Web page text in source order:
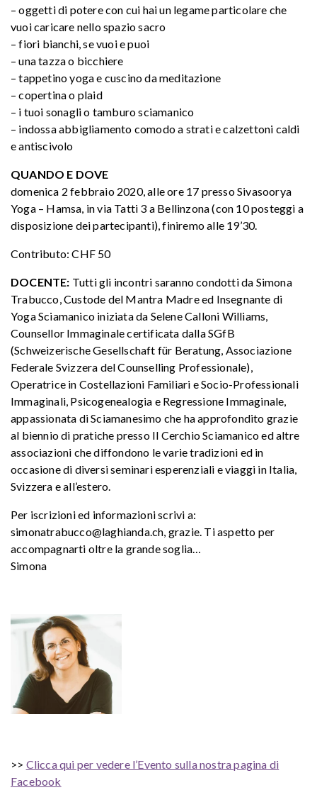
– oggetti di potere con cui hai un legame particolare che
vuoi caricare nello spazio sacro
– fiori bianchi, se vuoi e puoi
– una tazza o bicchiere
– tappetino yoga e cuscino da meditazione
– copertina o plaid
– i tuoi sonagli o tamburo sciamanico
– indossa abbigliamento comodo a strati e calzettoni caldi
e antiscivolo
QUANDO E DOVE
domenica 2 febbraio 2020, alle ore 17 presso Sivasoorya
Yoga – Hamsa, in via Tatti 3 a Bellinzona (con 10 posteggi a
disposizione dei partecipanti), finiremo alle 19’30.
Contributo: CHF 50
DOCENTE: Tutti gli incontri saranno condotti da Simona
Trabucco, Custode del Mantra Madre ed Insegnante di
Yoga Sciamanico iniziata da Selene Calloni Williams,
Counsellor Immaginale certificata dalla SGfB
(Schweizerische Gesellschaft für Beratung, Associazione
Federale Svizzera del Counselling Professionale),
Operatrice in Costellazioni Familiari e Socio-Professionali
Immaginali, Psicogenealogia e Regressione Immaginale,
appassionata di Sciamanesimo che ha approfondito grazie
al biennio di pratiche presso Il Cerchio Sciamanico ed altre
associazioni che diffondono le varie tradizioni ed in
occasione di diversi seminari esperenziali e viaggi in Italia,
Svizzera e all’estero.
Per iscrizioni ed informazioni scrivi a:
simonatrabucco@laghianda.ch, grazie. Ti aspetto per
accompagnarti oltre la grande soglia…
Simona
>> Clicca qui per vedere l’Evento sulla nostra pagina di
Facebook